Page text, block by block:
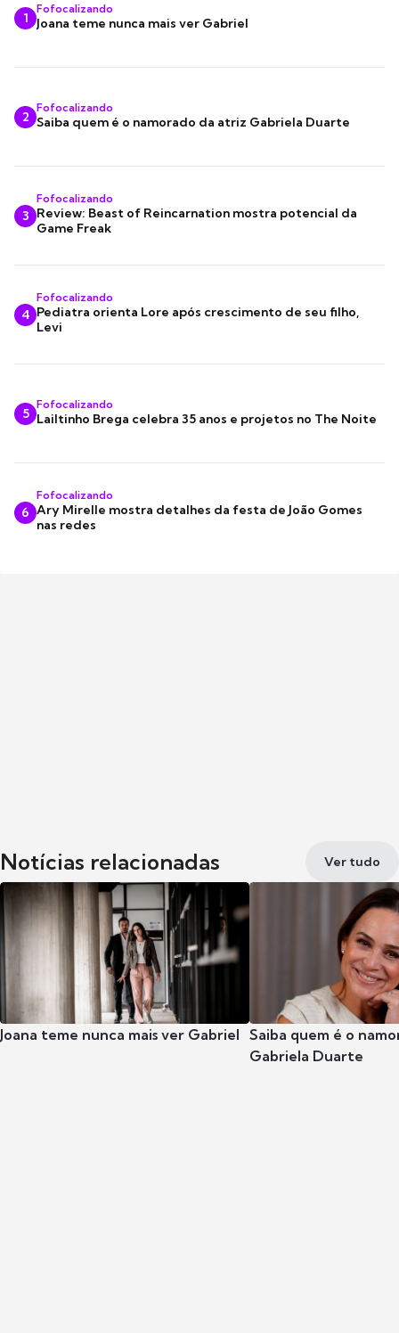
1
Fofocalizando
Joana teme nunca mais ver Gabriel
2
Fofocalizando
Saiba quem é o namorado da atriz Gabriela Duarte
3
Fofocalizando
Review: Beast of Reincarnation mostra potencial da
Game Freak
4
Fofocalizando
Pediatra orienta Lore após crescimento de seu filho,
Levi
5
Fofocalizando
Lailtinho Brega celebra 35 anos e projetos no The Noite
6
Fofocalizando
Ary Mirelle mostra detalhes da festa de João Gomes
nas redes
Notícias relacionadas Ver tudo
Joana teme nunca mais ver Gabriel Saiba quem é o
Gabriela Duarte